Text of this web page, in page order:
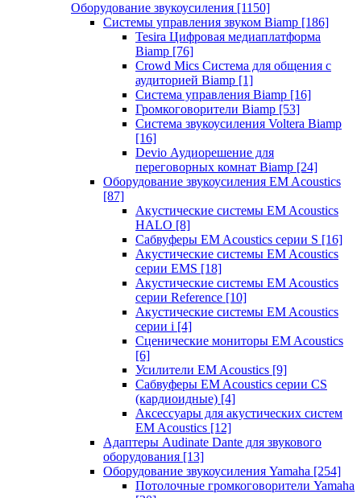
Оборудование звукоусиления [1150]
Системы управления звуком Biamp [186]
Tesira Цифровая медиаплатформа
Biamp [76]
Crowd Mics Система для общения с
аудиторией Biamp [1]
Система управления Biamp [16]
Громкоговорители Biamp [53]
Система звукоусиления Voltera Biamp
[16]
Devio Аудиорешение для
переговорных комнат Biamp [24]
Оборудование звукоусиления EM Acoustics
[87]
Акустические системы EM Acoustics
HALO [8]
Сабвуферы EM Acoustics серии S [16]
Акустические системы EM Acoustics
серии EMS [18]
Акустические системы EM Acoustics
серии Reference [10]
Акустические системы EM Acoustics
серии i [4]
Сценические мониторы EM Acoustics
[6]
Усилители EM Acoustics [9]
Сабвуферы EM Acoustics серии CS
(кардиоидные) [4]
Аксессуары для акустических систем
EM Acoustics [12]
Адаптеры Audinate Dante для звукового
оборудования [13]
Оборудование звукоусиления Yamaha [254]
Потолочные громкоговорители Yamaha